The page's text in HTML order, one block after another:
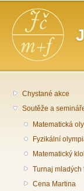
Hlavní menu
Chystané akce
Soutěže a
Matematická
Fyzikální
Matematický
Turnaj mladých
Cena Martina